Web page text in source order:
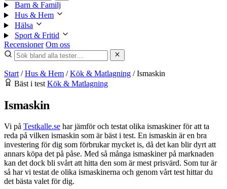
Barn & Familj
Hus & Hem
Hälsa
Sport & Fritid
Recensioner Om oss
Start / Hus & Hem / Kök & Matlagning / Ismaskin
Bäst i test Kök & Matlagning
Ismaskin
Vi på Testkalle.se har jämför och testat olika ismaskiner för att ta
reda på vilken ismaskin som är bäst i test. En ismaskin är en bra
investering för dig som förbrukar mycket is, då det kan blir dyrt att
annars köpa det på påse. Med så många ismaskiner på marknaden
kan det dock bli svårt att hitta den som är mest prisvärd. Som tur är
så har vi testat de olika ismaskinerna och genom vårt test hittar du
det bästa valet för dig.